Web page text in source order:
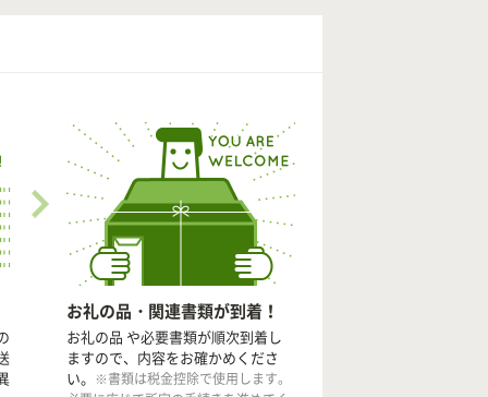
お礼の品・関連書類が到着！
お礼の品 や必要書類が順次到着し
ますので、内容をお確かめくださ
い。 ※書類は税金控除で使用します。